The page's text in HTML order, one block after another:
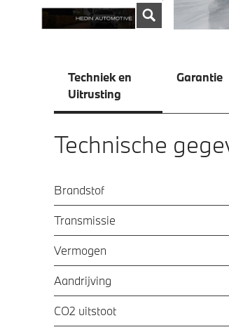
Techniek en
Uitrusting
Garantie
Technische
Brandstof
Transmissie
Vermogen
Aandrijving
CO2 uitstoot